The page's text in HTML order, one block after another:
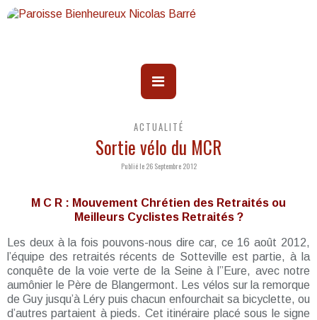
ACTUALITÉ
Sortie vélo du MCR
Publié le 26 Septembre 2012
M C R : Mouvement Chrétien des Retraités ou
Meilleurs Cyclistes Retraités ?
Les deux à la fois pouvons-nous dire car, ce 16 août 2012,
l’équipe des retraités récents de Sotteville est partie, à la
conquête de la voie verte de la Seine à l’’Eure, avec notre
aumônier le Père de Blangermont. Les vélos sur la remorque
de Guy jusqu’à Léry puis chacun enfourchait sa bicyclette, ou
d’autres partaient à pieds. Cet itinéraire placé sous le signe